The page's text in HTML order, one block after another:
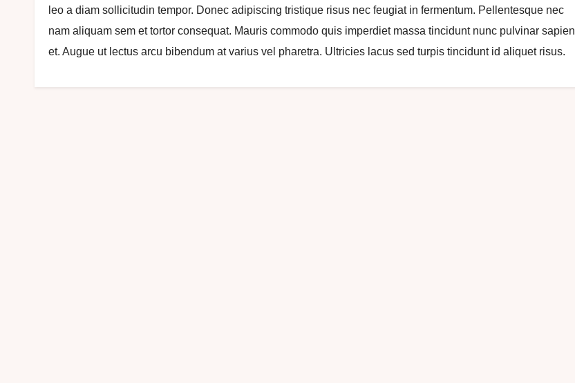
leo a diam sollicitudin tempor. Donec adipiscing tristique risus nec feugiat in fermentum. Pellentesque nec
nam aliquam sem et tortor consequat. Mauris commodo quis imperdiet massa tincidunt nunc pulvinar sapien
et. Augue ut lectus arcu bibendum at varius vel pharetra. Ultricies lacus sed turpis tincidunt id aliquet risus.